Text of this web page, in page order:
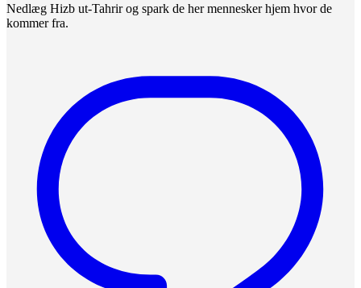
Nedlæg Hizb ut-Tahrir og spark de her mennesker hjem hvor de
kommer fra.